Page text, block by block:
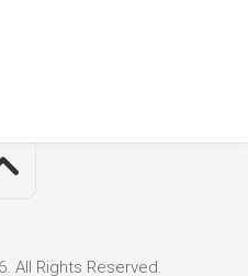
All Rights Reserved.